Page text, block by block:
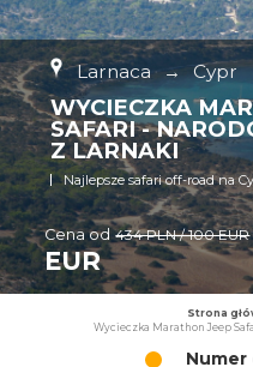
Larnaca → Cypr
WYCIECZKA
SAFARI -
Z LARNAKI
Najlepsze safari off-road na
Cena od 434 PLN / 100 EUR
EUR
Strona
Wycieczka Marathon Jeep